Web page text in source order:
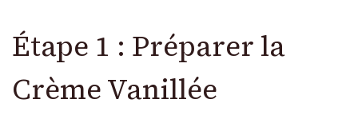
Étape 1 : Préparer la
Crème Vanillée